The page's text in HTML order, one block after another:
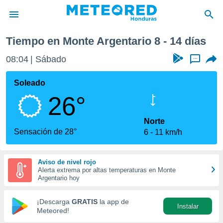
de
ha sido
calidad.
a este
las
y
forma
digital
basada
Tiempo en Monte Argentario 8 - 14 días
08:04 Sábado ...
Soleado
26°
Sensación de 28°
Norte
6
11 km/h
Aviso de nivel rojo
Alerta extrema por altas temperaturas en Monte
Argentario hoy
¡Descarga GRATIS la app de
Meteored!
Instalar